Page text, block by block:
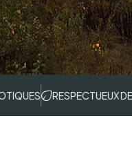
RESPECTUEUX DE